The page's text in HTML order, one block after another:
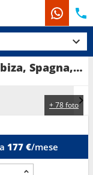
Crociera MSC Seaview: Italia, Ibiza, Spagna, Francia in partenza da Civitavecchia - Roma
+ 78 foto
177 €/mese